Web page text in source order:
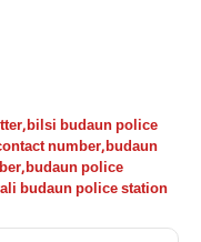
,bilsi budaun police
number,budaun
,budaun police
budaun police station